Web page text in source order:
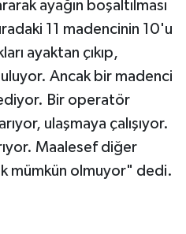
ayağın boşaltılması
11 madencinin 10'u
ayaktan çıkıp,
Ancak bir madenci
Bir operatör
ulaşmaya çalışıyor.
Maalesef diğer
mümkün olmuyor" dedi.